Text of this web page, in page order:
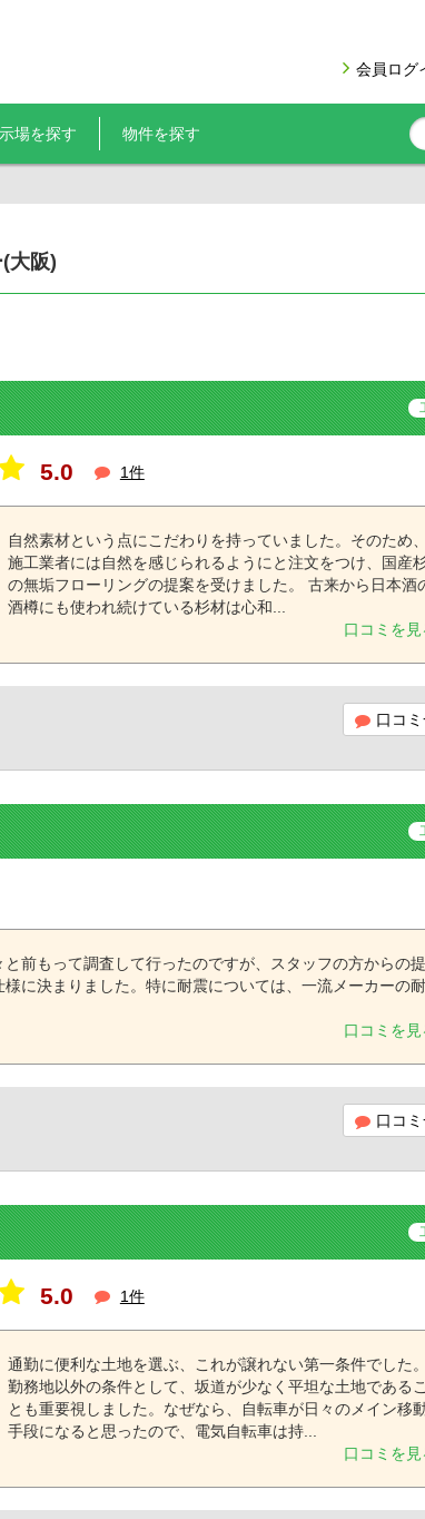
会員ログ
場を探す 物件を探す
大阪)
5.0 1件
自然素材という点にこだわりを持っていました。そのため、
施工業者には自然を感じられるようにと注文をつけ、国産
の無垢フローリングの提案を受けました。 古来から日本酒
酒樽にも使われ続けている杉材は心和...
口コミを見
口コ
前もって調査して行ったのですが、スタッフの方からの提
に決まりました。特に耐震については、一流メーカーの耐
口コミを見
口コ
5.0 1件
通勤に便利な土地を選ぶ、これが譲れない第一条件でした。
勤務地以外の条件として、坂道が少なく平坦な土地であるこ
とも重要視しました。なぜなら、自転車が日々のメイン移
手段になると思ったので、電気自転車は持...
口コミを見